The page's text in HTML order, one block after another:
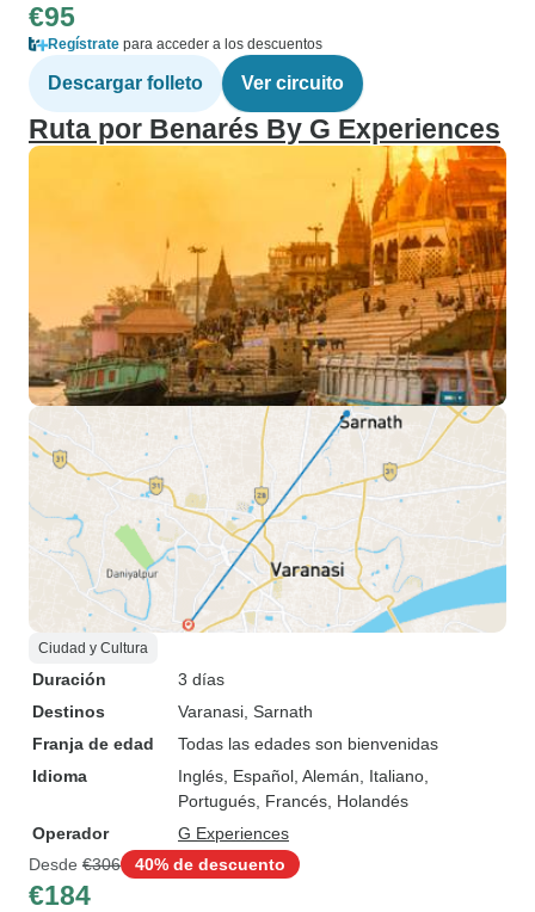
€95
Regístrate para acceder a los descuentos
Descargar folleto Ver circuito
Ruta por Benarés By G Experiences
Ciudad y Cultura
Duración
3 días
Destinos
Varanasi , Sarnath
Franja de edad
Todas las edades son bienvenidas
Idioma
Inglés, Español, Alemán, Italiano,
Portugués, Francés, Holandés
Operador
G Experiences
Desde €306 40% de descuento
€184